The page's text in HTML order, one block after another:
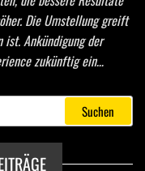
Die Umstellung greift
Ankündigung der
zukünftig ein…